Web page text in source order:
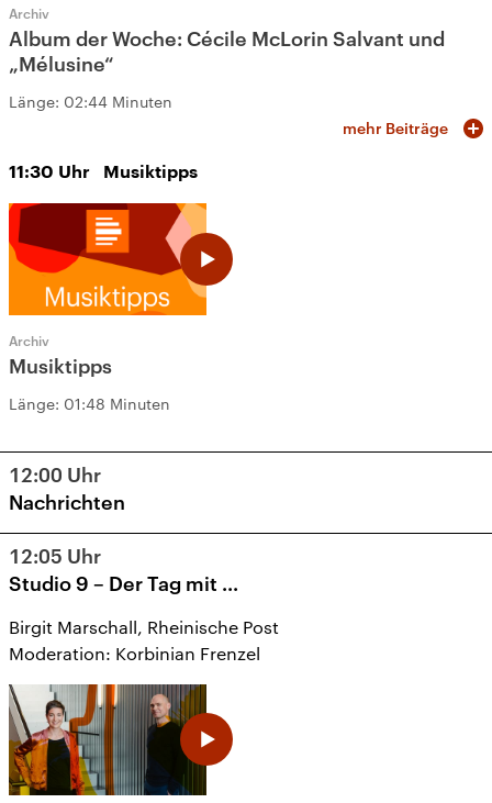
Archiv
Album der Woche: Cécile McLorin Salvant und
„Mélusine“
Länge: 02:44 Minuten
mehr Beiträge
11:30 Uhr Musiktipps
Archiv
Musiktipps
Länge: 01:48 Minuten
12:00 Uhr
Nachrichten
12:05 Uhr
Studio 9 – Der Tag mit ...
Birgit Marschall, Rheinische Post
Moderation: Korbinian Frenzel